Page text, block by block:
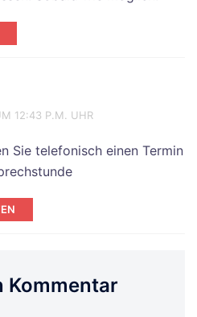
12:43 P.M. UHR
Sie telefonisch einen Termin
Kommentar